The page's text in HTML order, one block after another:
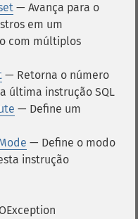
— Avança para o
em um
com múltiplos
— Retorna o número
última instrução SQL
— Define um
— Define o modo
instrução